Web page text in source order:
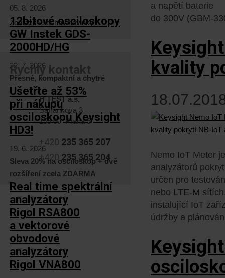
a napětí baterie
do 300V (GBM-
kvality
Nemo IoT Meter
analyzátorů
určen pro
nebo LTE-M
instalující IoT
údržby a
05. 8. 2026
12bitové osciloskopy
GW Instek GDS-
2000HD/HG
22. 7. 2026
Přesné, kompaktní a chytré
Ušetřte až 53%
při nákupu
osciloskopů Keysight
HD3!
19. 6. 2026
Sleva 20% na osciloskop + dvě
rozšíření zcela ZDARMA
Real time spektrální
analyzátory
Rigol RSA800
a vektorové
obvodové
analyzátory
Rigol VNA800
Zobrazit všechny novinky
Rychlý kontakt
H TEST a.s.
Šafránkova 3
155 00 Praha 5
+420 235 365 207
+420 235 365 204